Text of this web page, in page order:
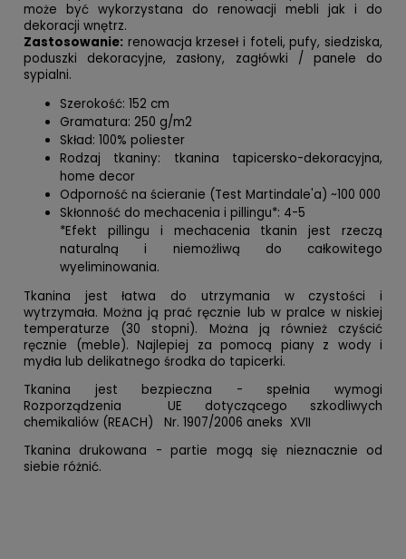
może być wykorzystana do renowacji mebli jak i do
dekoracji wnętrz.
Zastosowanie: renowacja krzeseł i foteli, pufy, siedziska,
poduszki dekoracyjne, zasłony, zagłówki / panele do
sypialni.
Szerokość: 152 cm
Gramatura: 250 g/m2
Skład: 100% poliester
Rodzaj tkaniny: tkanina tapicersko-dekoracyjna,
home decor
Odporność na ścieranie (Test Martindale'a) ~100 000
Skłonność do mechacenia i pillingu*: 4-5
*Efekt pillingu i mechacenia tkanin jest rzeczą
naturalną i niemożliwą do całkowitego
wyeliminowania.
Tkanina jest łatwa do utrzymania w czystości i
wytrzymała. Można ją prać ręcznie lub w pralce w niskiej
temperaturze (30 stopni). Można ją również czyścić
ręcznie (meble). Najlepiej za pomocą piany z wody i
mydła lub delikatnego środka do tapicerki.
Tkanina jest bezpieczna - spełnia wymogi
Rozporządzenia UE dotyczącego szkodliwych
chemikaliów (REACH) Nr. 1907/2006 aneks XVII
Tkanina drukowana - partie mogą się nieznacznie od
siebie różnić.